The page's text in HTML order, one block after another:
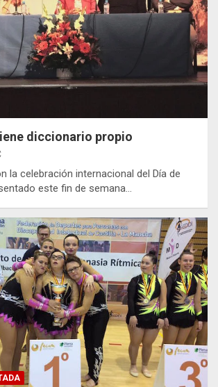
diccionario propio
la celebración internacional del Día de
este fin de semana…